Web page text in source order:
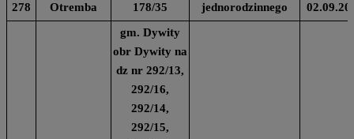
278
Otremba
178/35
jednorodzinnego
gm. Dywity
obr Dywity na
dz nr 292/13,
292/16,
292/14,
292/15,